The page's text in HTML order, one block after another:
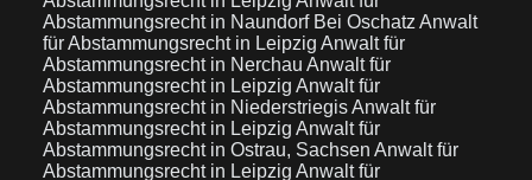
Abstammungsrecht in Naundorf Bei Oschatz Anwalt
für Abstammungsrecht in Leipzig Anwalt für
Abstammungsrecht in Nerchau Anwalt für
Abstammungsrecht in Leipzig Anwalt für
Abstammungsrecht in NiederstriegisAnwalt für
Abstammungsrecht in Leipzig Anwalt für
Abstammungsrecht in Ostrau, Sachsen Anwalt für
Abstammungsrecht in Leipzig Anwalt für